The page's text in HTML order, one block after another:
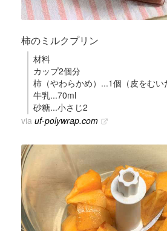
柿のミルクプリン
材料
カップ2個分
柿（やわらかめ）...1個（皮をむい
牛乳...70ml
砂糖...小さじ2
via uf-polywrap.com